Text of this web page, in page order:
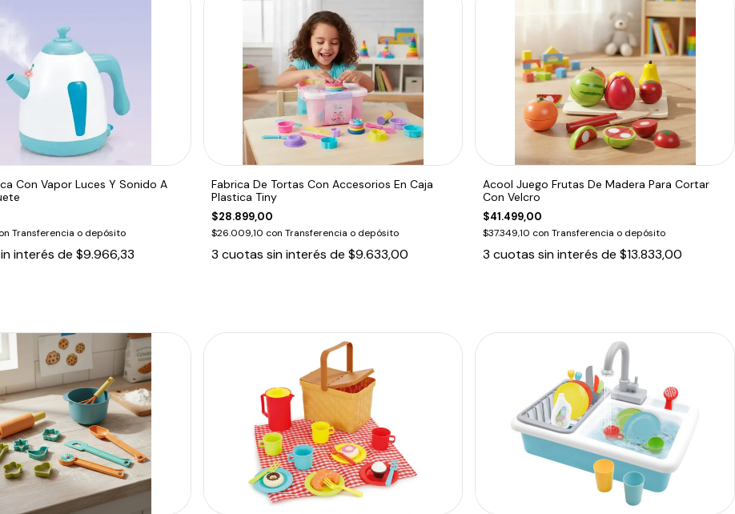
Con Vapor Luces Y Sonido A
Transferencia o depósito
interés de $9.966,33
Fabrica De Tortas Con Accesorios En Caja
Plastica Tiny
$28.899,00
$26.009,10 con Transferencia o depósito
3 cuotas sin interés de $9.633,00
Acool Juego Frutas De Madera Para Cortar
Con Velcro
$41.499,00
$37.349,10 con Transferencia o depósito
3 cuotas sin interés de$13.833,00